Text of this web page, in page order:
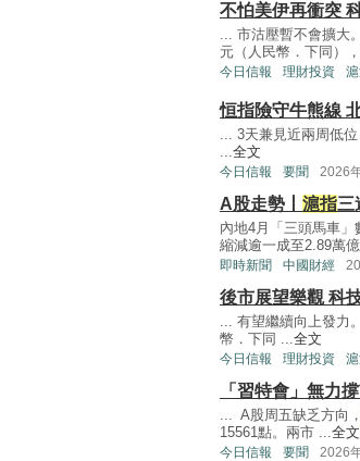
不怕美伊再衝突
... 市沽壓暫不會擴大。
元（人民幣．下同）
今日信報 理財投資
恒指險守牛熊線
... 3天兼見近兩周低位
全文
今日信報 要聞 2026
A股走勢丨 滬指三
內地4月「三頭馬車
縮減逾一成至2.89萬億
即時新聞 中國財經
後市展望樂觀 科
... 有望繼續向上發力。
幣．下同 ... 全文
今日信報 理財投資
「習特會」無力
... A股周五缺乏方向，
15561點。兩市 ... 全文
今日信報 要聞 2026